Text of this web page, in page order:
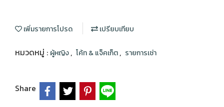
เพิ่มรายการโปรด เปรียบเทียบ
หมวดหมู่ : ผู้หญิง, โค้ท & แจ็คเก็ต, รายการเช่า
Share